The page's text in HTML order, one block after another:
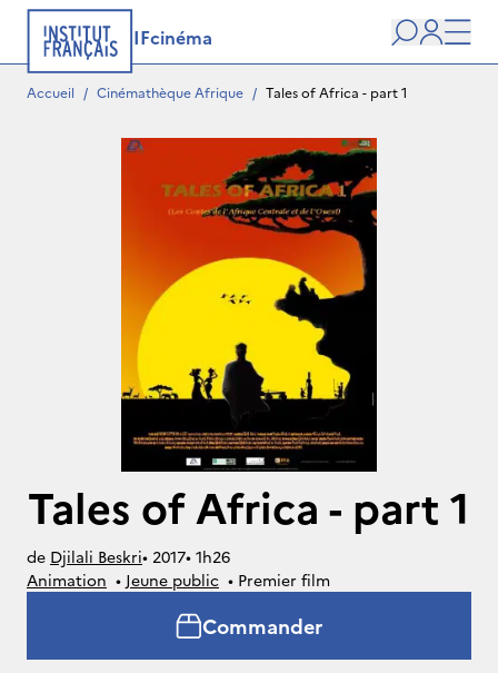
IFcinéma
user
Accueil / Cinémathèque Afrique / Tales of Africa - part 1
Tales of Africa - part 1
de Djilali Beskri• 2017• 1h26
Animation • Jeune public • Premier film
Commander